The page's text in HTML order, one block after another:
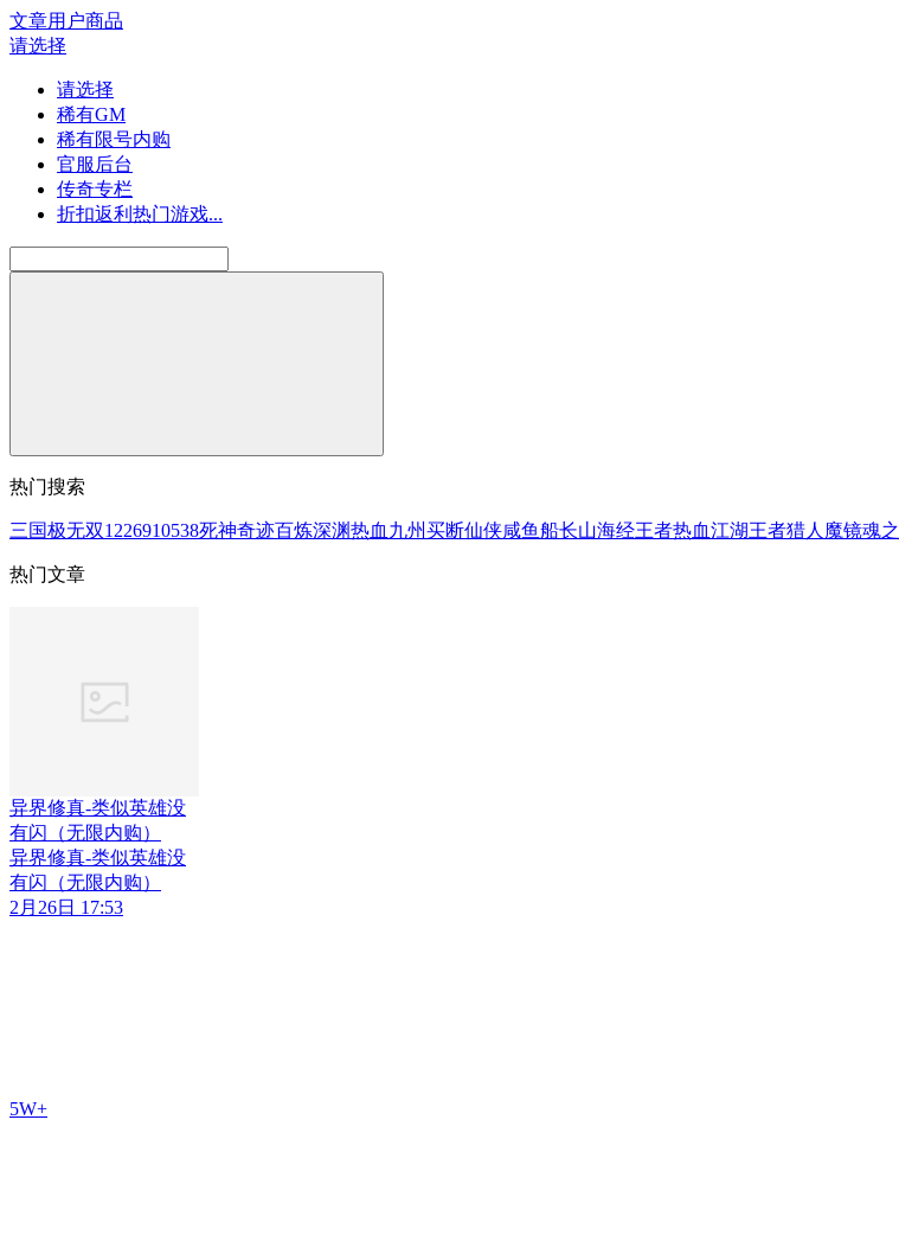
文章用户商品
请选择
请选择
稀有GM
稀有限号内购
官服后台
传奇专栏
折扣返利热门游戏...
热门搜索
三国极无双1226910538死神奇迹百炼深渊热血 九州买断仙侠咸鱼船长山海经王者热血江湖王者猎人 魔镜魂之
热门文章
异界修真-类似英雄没
有闪（无限内购）
异界修真-类似英雄没
有闪（无限内购）
2月26日 17:53
5W+